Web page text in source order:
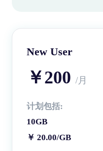
New User
￥200 /月
计划包括:
10GB
￥ 20.00/GB